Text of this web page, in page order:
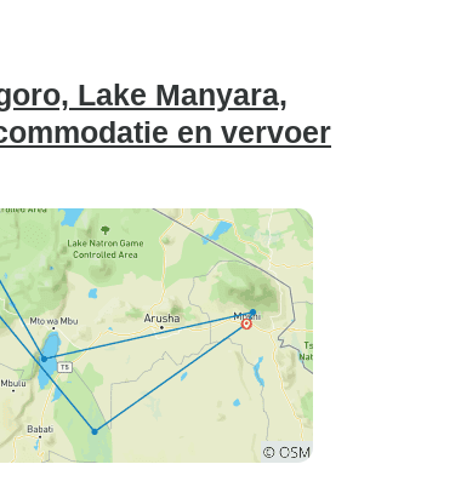
Lake Manyara,
en vervoer